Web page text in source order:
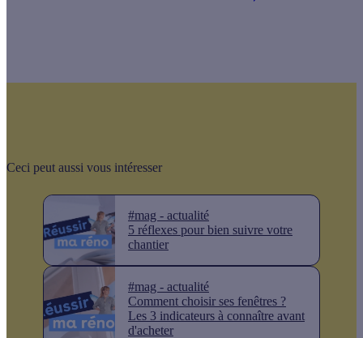
Ceci peut aussi vous intéresser
#mag - actualité
5 réflexes pour bien suivre votre
chantier
#mag - actualité
Comment choisir ses fenêtres ?
Les 3 indicateurs à connaître avant
d'acheter